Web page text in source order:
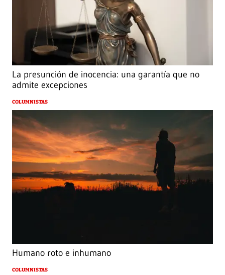
La presunción de inocencia: una garantía que no
admite excepciones
COLUMNISTAS
Humano roto e inhumano
COLUMNISTAS